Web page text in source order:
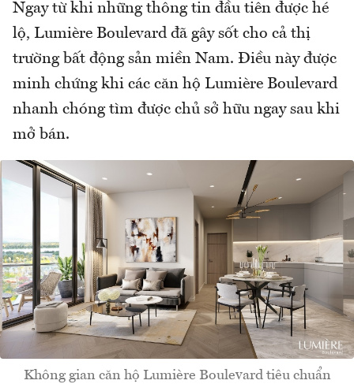
Ngay từ khi những thông tin đầu tiên được hé
lộ, Lumière Boulevard đã gây sốt cho cả thị
trường bất động sản miền Nam. Điều này được
minh chứng khi các căn hộ Lumière Boulevard
nhanh chóng tìm được chủ sở hữu ngay sau khi
mở bán.
Không gian căn hộ Lumière Boulevard tiêu chuẩn